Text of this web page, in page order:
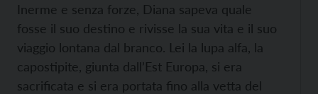
Inerme e senza forze, Diana sapeva quale
fosse il suo destino e rivisse la sua vita e il suo
viaggio lontana dal branco. Lei la lupa alfa, la
capostipite, giunta dall’Est Europa, si era
sacrificata e si era portata fino alla vetta del